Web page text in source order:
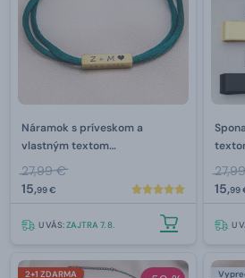
Náramok s príveskom a
vlastným textom
(dvojitá šnúrka)
27,99 €
15,99 €
U VÁS:ZAJTRA 7. 8.
15,99
U
2+1 ZDARMA